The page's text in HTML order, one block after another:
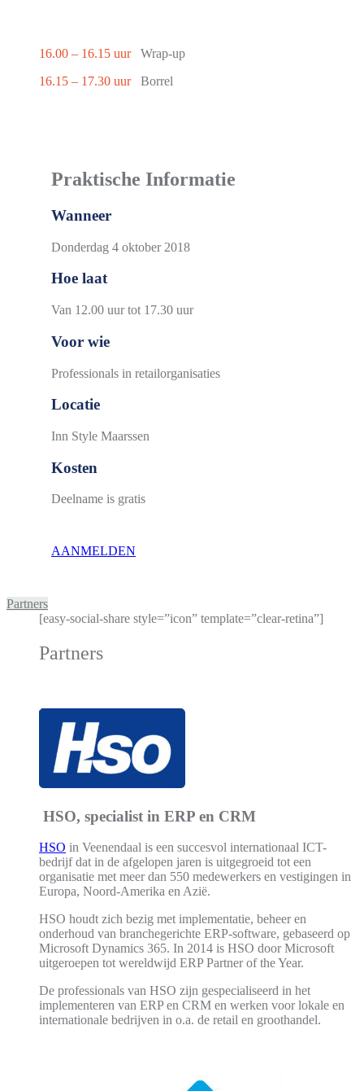
16.00 – 16.15 uur
Wrap-up
16.15 – 17.30 uurBorrel
Praktische Informatie
Wanneer
Donderdag 4 oktober 2018
Hoe laat
Van 12.00 uur tot 17.30 uur
Voor wie
Professionals in retailorganisaties
Locatie
Inn Style Maarssen
Kosten
Deelname is gratis
AANMELDEN
Partners
[easy-social-share style=”icon” template=”clear-retina”]
Partners
HSO, specialist in ERP en CRM
HSO in Veenendaal is een succesvol internationaal ICT-
bedrijf dat in de afgelopen jaren is uitgegroeid tot een
organisatie met meer dan 550 medewerkers en vestigingen in
Europa, Noord-Amerika en Azië.
HSO houdt zich bezig met implementatie, beheer en
onderhoud van branchegerichte ERP-software, gebaseerd op
Microsoft Dynamics 365. In 2014 is HSO door Microsoft
uitgeroepen tot wereldwijd ERP Partner of the Year.
De professionals van HSO zijn gespecialiseerd in het
implementeren van ERP en CRM en werken voor lokale en
internationale bedrijven in o.a. de retail en groothandel.